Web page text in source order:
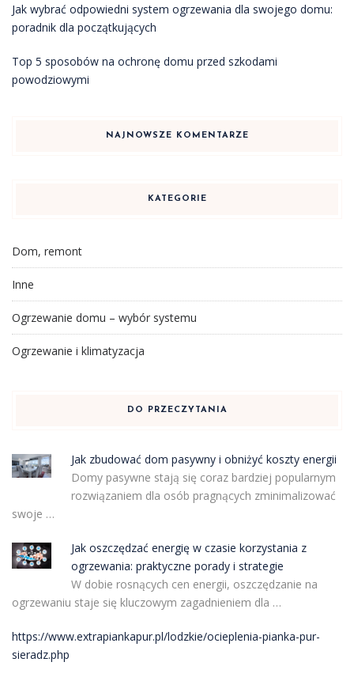
Jak wybrać odpowiedni system ogrzewania dla swojego domu:
poradnik dla początkujących
Top 5 sposobów na ochronę domu przed szkodami
powodziowymi
NAJNOWSZE KOMENTARZE
KATEGORIE
Dom, remont
Inne
Ogrzewanie domu – wybór systemu
Ogrzewanie i klimatyzacja
DO PRZECZYTANIA
Jak zbudować dom pasywny i obniżyć koszty energii
Domy pasywne stają się coraz bardziej popularnym
rozwiązaniem dla osób pragnących zminimalizować
swoje …
Jak oszczędzać energię w czasie korzystania z
ogrzewania: praktyczne porady i strategie
W dobie rosnących cen energii, oszczędzanie na
ogrzewaniu staje się kluczowym zagadnieniem dla …
https://www.extrapiankapur.pl/lodzkie/ocieplenia-pianka-pur-
sieradz.php